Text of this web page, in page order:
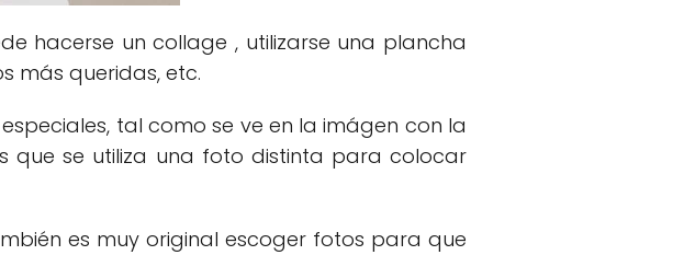
hacerse un collage , utilizarse una plancha
más queridas, etc.
especiales, tal como se ve en la imágen con la
que se utiliza una foto distinta para colocar
es muy original escoger fotos para que